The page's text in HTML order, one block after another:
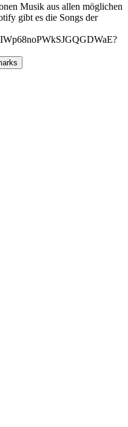
Musik aus allen möglichen
gibt es die Songs der